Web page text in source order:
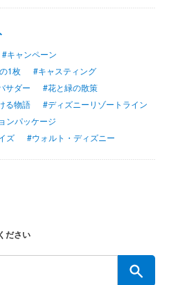
#キャンペーン
1枚
#キャスティング
サダー
#花と緑の散策
る物語
#ディズニーリゾートライン
ンパッケージ
ズ #ウォルト・ディズニー
ださい